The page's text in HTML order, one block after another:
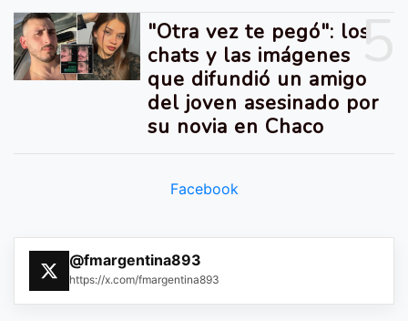
5
"Otra vez te pegó": los
chats y las imágenes
que difundió un amigo
del joven asesinado por
su novia en Chaco
Facebook
@fmargentina893
https://x.com/fmargentina893